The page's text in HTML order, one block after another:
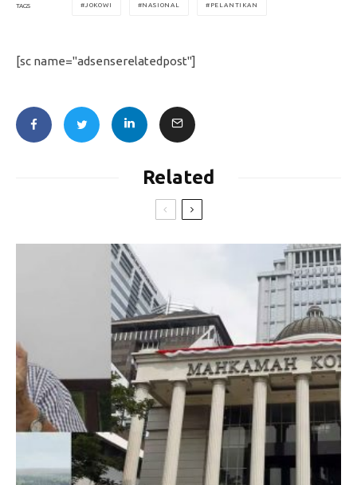
TAGS JOKOWI NASIONAL PELANTIKAN
[sc name="adsenserelatedpost"]
Related